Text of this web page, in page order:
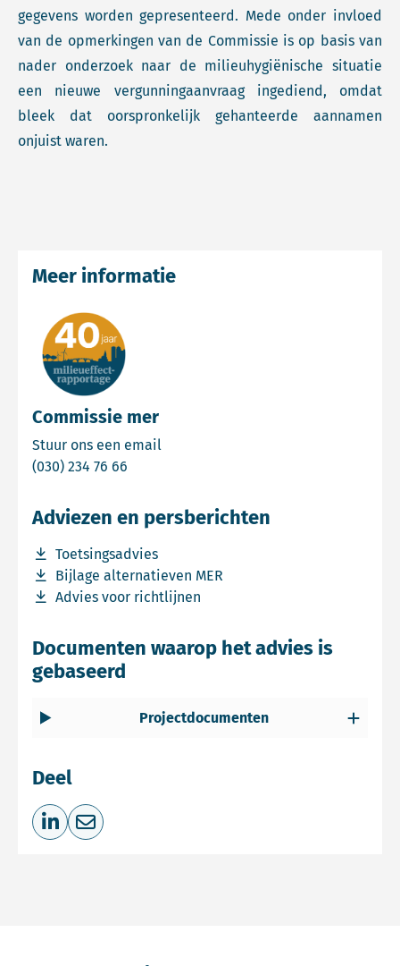
gegevens worden gepresenteerd. Mede onder invloed
van de opmerkingen van de Commissie is op basis van
nader onderzoek naar de milieuhygiënische situatie
een nieuwe vergunningaanvraag ingediend, omdat
bleek dat oorspronkelijk gehanteerde aannamen
onjuist waren.
Commissie mer
Stuur ons een email
(030) 234 76 66
Meer informatie
Adviezen en persberichten
Toetsingsadvies
Download bestand Toetsingsadvies
Bijlage alternatieven MER
Download bestand Bijlage alternatieven MER
Advies voor richtlijnen
Download bestand Advies voor richtlijnen
Documenten waarop het advies is
gebaseerd
Projectdocumenten
Deel
Deel op LinkedIn
Deel via e-mail